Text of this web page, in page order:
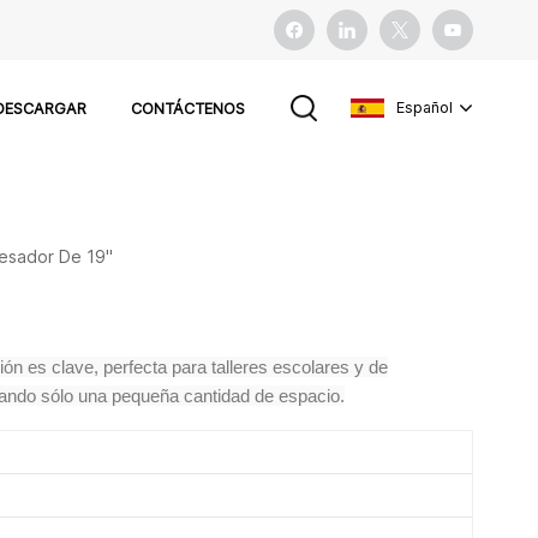
CONTÁCTENOS Español
Pусский
De 19"
es clave, perfecta para talleres escolares y de
sólo una pequeña cantidad de espacio.